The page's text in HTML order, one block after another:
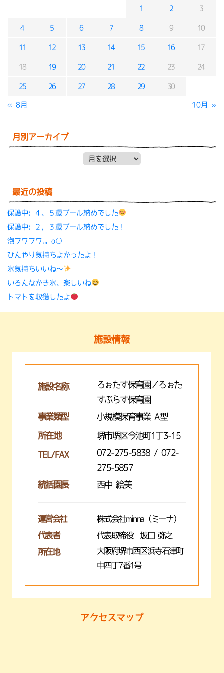
1 2 3
4 5 6 7 8 9 10
11 12 13 14 15 16 17
18 19 20 21 22 23 24
25 26 27 28 29 30
« 8月 10月 »
月別アーカイブ
最近の投稿
保護中: ４、５歳プール納めでした
保護中: ２，３歳プール納めでした！
泡フワフワ.。o○
ひんやり気持ちよかったよ！
氷気持ちいいね〜
いろんなかき氷、楽しいね
トマトを収獲したよ
施設情報
施設名称
ろぉたす保育園／ろぉた
すぷらす保育園
事業類型
小規模保育事業 A型
所在地 堺市堺区今池町1丁3-15
TEL/FAX
072-275-5838 / 072-
275-5857
統括園長
西中 絵美
運営会社 株式会社minna（ミーナ）
代表者 代表取締役 坂口 弥之
所在地
大阪府堺市西区浜寺石津町
中四丁7番1号
アクセスマップ